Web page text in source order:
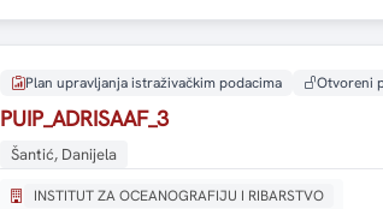
Plan upravljanja istraživačkim podacima Otvoreni
PUIP_ADRISAAF_3
Šantić, Danijela
INSTITUT ZA OCEANOGRAFIJU I RIBARSTVO